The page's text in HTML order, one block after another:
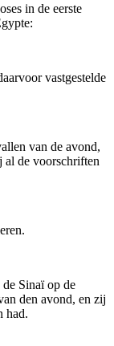
in de eerste
vastgestelde
van de avond,
al de voorschriften
Sinaï op de
den avond, en zij
had.